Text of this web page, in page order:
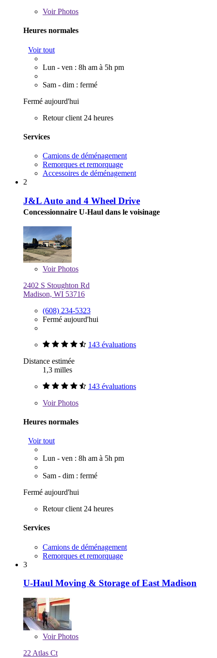
VoirPhotos
Heures normales
Voir tout
Lun - ven : 8h am à 5h pm
Sam - dim : fermé
Fermé aujourd'hui
Retour client 24 heures
Services
Camions de déménagement
Remorques et remorquage
Accessoires de déménagement
2
J&L Auto and 4 Wheel Drive
Concessionnaire U-Haul dans le voisinage
VoirPhotos
2402 S Stoughton Rd
Madison, WI 53716
(608) 234-5323
Fermé aujourd'hui
143 évaluations
Distance estimée
1,3 milles
143 évaluations
VoirPhotos
Heures normales
Voir tout
Lun - ven : 8h am à 5h pm
Sam - dim : fermé
Fermé aujourd'hui
Retour client 24 heures
Services
Camions de déménagement
Remorques et remorquage
3
U-Haul Moving & Storage of East Madison
VoirPhotos
22 Atlas Ct